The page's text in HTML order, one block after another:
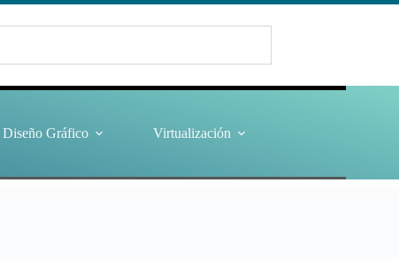
Diseño Gráfico Virtualización